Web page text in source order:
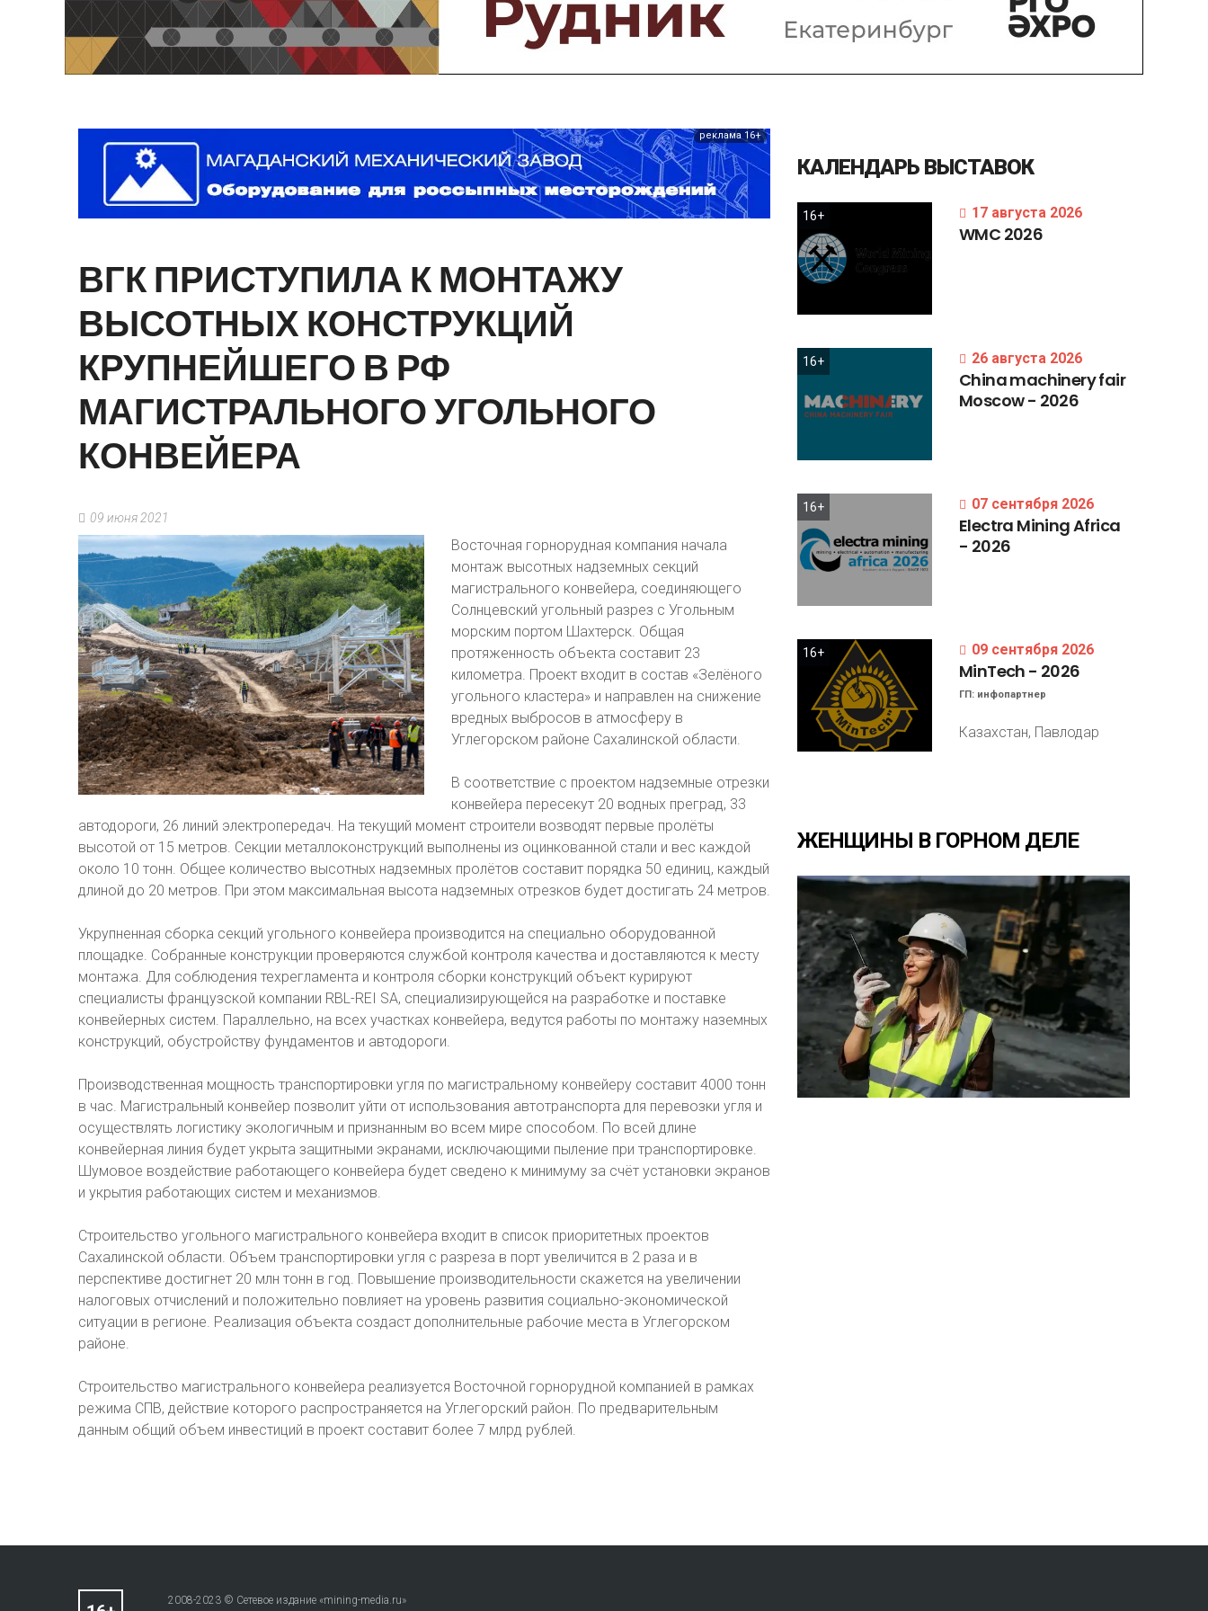
Предприятия и компании
Интервью
Выставки, Конференции
реклама 16+
ВГКПРИСТУПИЛАКМОНТАЖУ
ВЫСОТНЫХКОНСТРУКЦИЙ
КРУПНЕЙШЕГОВ РФ
МАГИСТРАЛЬНОГОУГОЛЬНОГО
КОНВЕЙЕРА
09 июня 2021
Восточная горнорудная компания начала
монтаж высотных надземных секций
магистрального конвейера, соединяющего
Солнцевский угольный разрез с Угольным
морским портом Шахтерск. Общая
протяженность объекта составит 23
километра. Проект входит в состав «Зелёного
угольного кластера» и направлен на снижение
вредных выбросов в атмосферу в
Углегорском районе Сахалинской области.
В соответствие с проектом надземные отрезки
конвейера пересекут 20 водных преград, 33
автодороги, 26 линий электропередач. На текущий момент строители возводят первые пролёты
высотой от 15 метров. Секции металлоконструкций выполнены из оцинкованной стали и вес каждой
около 10 тонн. Общее количество высотных надземных пролётов составит порядка 50 единиц, каждый
длиной до 20 метров. При этом максимальная высота надземных отрезков будет достигать 24 метров.
Укрупненная сборка секций угольного конвейера производится на специально оборудованной
площадке. Собранные конструкции проверяются службой контроля качества и доставляются к месту
монтажа. Для соблюдения техрегламента и контроля сборки конструкций объект курируют
специалисты французской компании RBL-REI SA, специализирующейся на разработке и поставке
конвейерных систем. Параллельно, на всех участках конвейера, ведутся работы по монтажу наземных
конструкций, обустройству фундаментов и автодороги.
Производственная мощность транспортировки угля по магистральному конвейеру составит 4000 тонн
в час. Магистральный конвейер позволит уйти от использования автотранспорта для перевозки угля и
осуществлять логистику экологичным и признанным во всем мире способом. По всей длине
конвейерная линия будет укрыта защитными экранами, исключающими пыление при транспортировке.
Шумовое воздействие работающего конвейера будет сведено к минимуму за счёт установки экранов
и укрытия работающих систем и механизмов.
Строительство угольного магистрального конвейера входит в список приоритетных проектов
Сахалинской области. Объем транспортировки угля с разреза в порт увеличится в 2 раза и в
перспективе достигнет 20 млн тонн в год. Повышение производительности скажется на увеличении
налоговых отчислений и положительно повлияет на уровень развития социально-экономической
ситуации в регионе. Реализация объекта создаст дополнительные рабочие места в Углегорском
районе.
Строительство магистрального конвейера реализуется Восточной горнорудной компанией в рамках
режима СПВ, действие которого распространяется на Углегорский район. По предварительным
данным общий объем инвестиций в проект составит более 7 млрд рублей.
КАЛЕНДАРЬ ВЫСТАВОК
16+ 17 августа 2026
WMC 2026
16+ 26 августа 2026
Chinamachineryfair
Moscow- 2026
16+ 07 сентября 2026
Electra MiningAfrica
- 2026
16+ 09 сентября 2026
MinTech - 2026
ГП: инфопартнер
Казахстан, Павлодар
ЖЕНЩИНЫ В ГОРНОМ ДЕЛЕ
2008-2023 © Сетевое издание «mining-media.ru»